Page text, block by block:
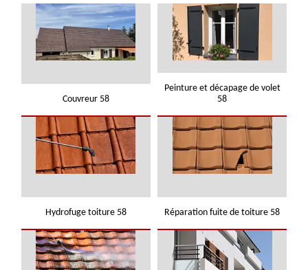
Couvreur 58
Peinture et décapage de volet
58
Hydrofuge toiture 58 Réparation fuite de toiture 58